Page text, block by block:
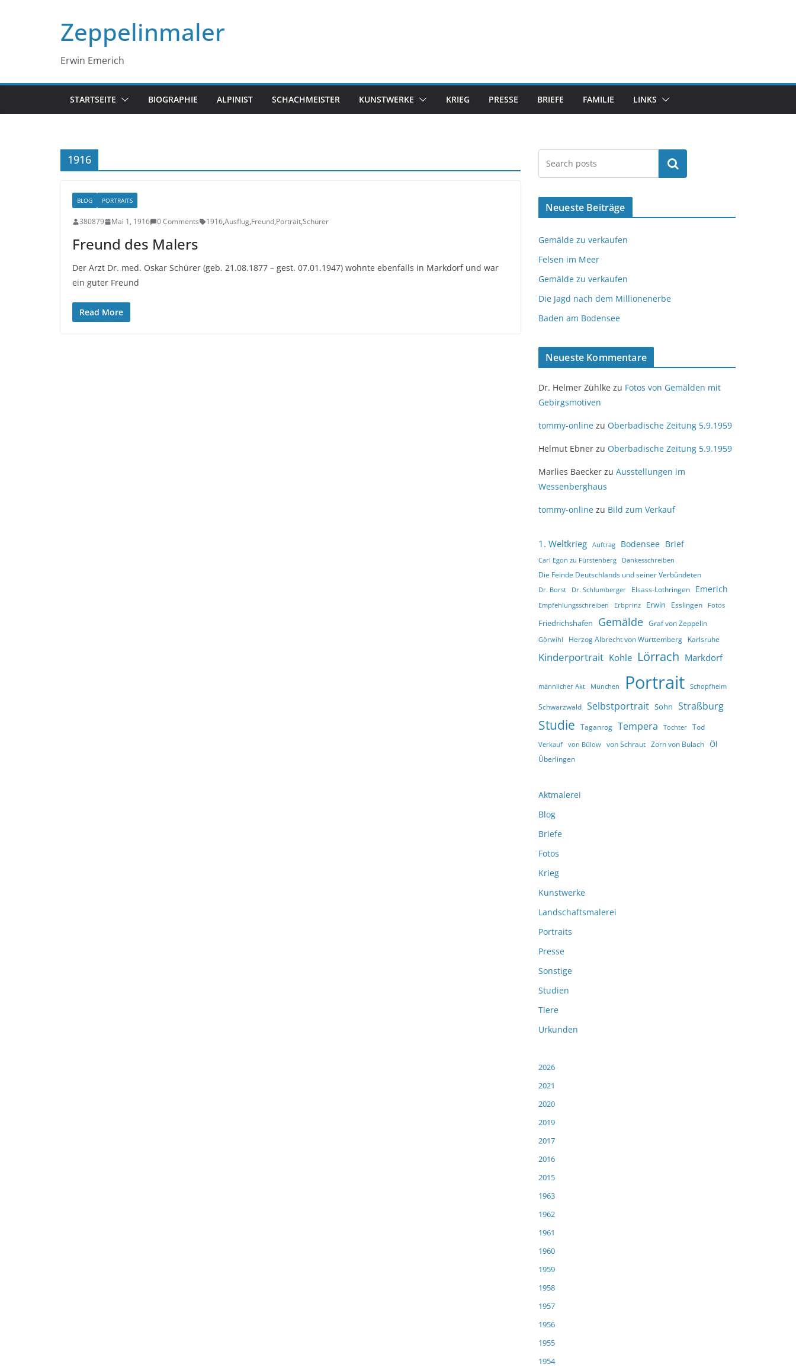
Zeppelinmaler
Erwin Emerich
STARTSEITE BIOGRAPHIE ALPINIST SCHACHMEISTER KUNSTWERKE KRIEG PRESSE BRIEFE FAMILIE LINKS
1916
BLOG PORTRAITS
380879 Mai 1, 1916 0 Comments 1916,Ausflug,Freund,Portrait,Schürer
Freund des Malers
Der Arzt Dr. med. Oskar Schürer (geb. 21.08.1877 – gest. 07.01.1947) wohnte ebenfalls in Markdorf und war
ein guter Freund
Read More
Suchen
Neueste Beiträge
Gemälde zu verkaufen
Felsen im Meer
Gemälde zu verkaufen
Die Jagd nach dem Millionenerbe
Baden am Bodensee
Neueste Kommentare
Dr. Helmer Zühlke zu Fotos von Gemälden mit
Gebirgsmotiven
tommy-online zu Oberbadische Zeitung 5.9.1959
Helmut Ebner zu Oberbadische Zeitung 5.9.1959
Marlies Baecker zu Ausstellungen im
Wessenberghaus
tommy-online zu Bild zum Verkauf
1. Weltkrieg Auftrag Bodensee Brief
Carl Egon zu Fürstenberg Dankesschreiben
Die Feinde Deutschlands und seiner Verbündeten
Dr. Borst Dr. Schlumberger Elsass-Lothringen Emerich
Empfehlungsschreiben Erbprinz Erwin Esslingen Fotos
Friedrichshafen Gemälde Graf von Zeppelin
Görwihl Herzog Albrecht von Württemberg Karlsruhe
Kinderportrait Kohle Lörrach Markdorf
männlicher Akt München Portrait Schopfheim
Schwarzwald Selbstportrait Sohn Straßburg
Studie Taganrog Tempera Tochter Tod
Verkauf von Bülow von Schraut Zorn von Bulach Öl
Überlingen
Aktmalerei
Blog
Briefe
Fotos
Krieg
Kunstwerke
Landschaftsmalerei
Portraits
Presse
Sonstige
Studien
Tiere
Urkunden
2026
2021
2020
2019
2017
2016
2015
1963
1962
1961
1960
1959
1958
1957
1956
1955
1954